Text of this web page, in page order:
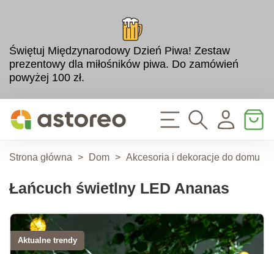
Świętuj Międzynarodowy Dzień Piwa! Zestaw
prezentowy dla miłośników piwa. Do zamówień
powyżej 100 zł.
Strona główna > Dom > Akcesoria i dekoracje do domu
Łańcuch świetlny LED Ananas
Aktualne trendy